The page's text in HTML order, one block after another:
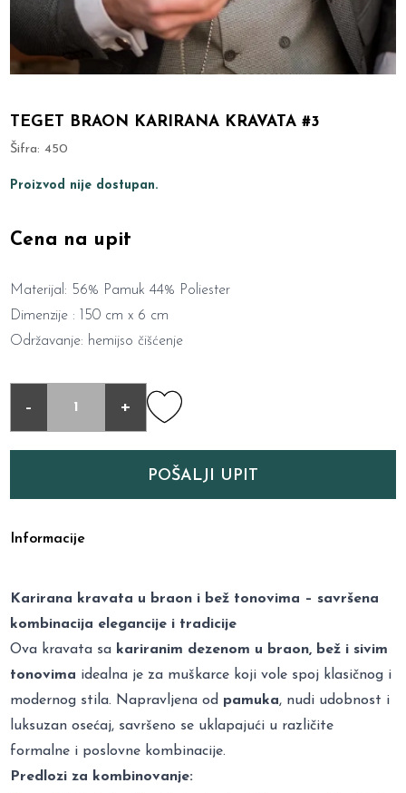
TEGET BRAON KARIRANA KRAVATA #3
Šifra:450
Proizvod nije dostupan.
Cena na upit
Materijal: 56% Pamuk 44% Poliester
Dimenzije : 150 cm x 6 cm
Održavanje: hemijso čišćenje
- +
POŠALJI UPIT
Informacije
Karirana kravata u braon i bež tonovima – savršena
kombinacija elegancije i tradicije
Ova kravata sa kariranim dezenom u braon, bež i sivim
tonovima idealna je za muškarce koji vole spoj klasičnog i
modernog stila. Napravljena od pamuka, nudi udobnost i
luksuzan osećaj, savršeno se uklapajući u različite
formalne i poslovne kombinacije.
Predlozi za kombinovanje: